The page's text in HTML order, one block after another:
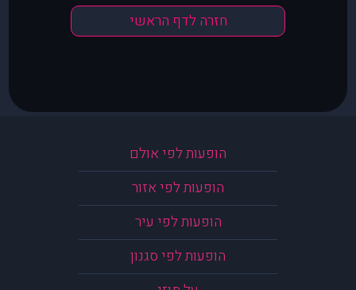
חזרה לדף הראשי
הופעות לפי אולם
הופעות לפי אזור
הופעות לפי עיר
הופעות לפי סגנון